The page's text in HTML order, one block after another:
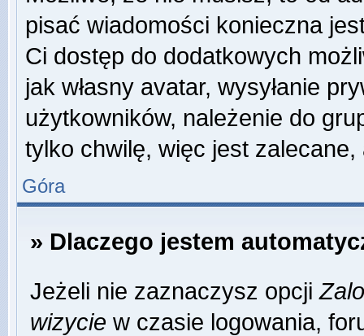
pisać wiadomości konieczna
Ci dostęp do dodatkowych
jak własny avatar, wysyłanie
użytkowników, należenie do
tylko chwilę, więc jest zalecane,
Góra
» Dlaczego jestem
Jeżeli nie zaznaczysz opcji
wizycie w czasie logowania,